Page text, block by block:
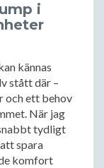
i
kännas
stått där –
och ett behov
När jag
tydligt
spara
komfort